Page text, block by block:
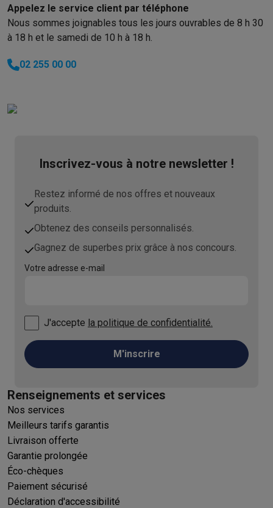
Appelez le service client par téléphone
Nous sommes joignables tous les jours ouvrables de 8 h 30
à 18 h et le samedi de 10 h à 18 h.
02 255 00 00
Inscrivez-vous à notre newsletter !
Restez informé de nos offres et nouveaux
produits.
Obtenez des conseils personnalisés.
Gagnez de superbes prix grâce à nos concours.
Votre adresse e-mail
J'accepte la politique de confidentialité.
M'inscrire
Renseignements et services
Nos services
Meilleurs tarifs garantis
Livraison offerte
Garantie prolongée
Éco-chèques
Paiement sécurisé
Déclaration d'accessibilité